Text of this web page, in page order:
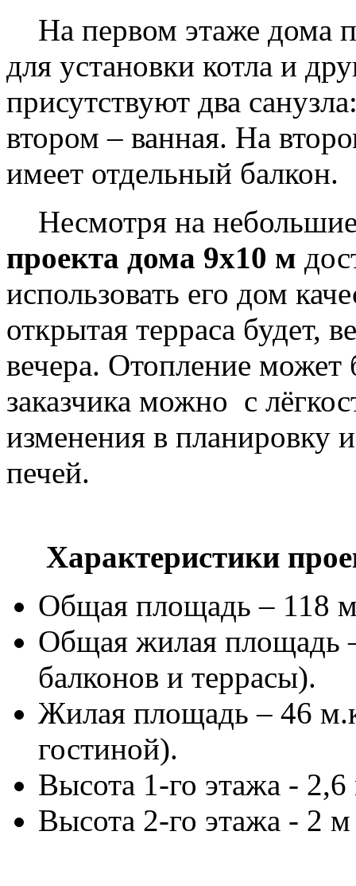
На первом этаже дома
для установки котла и
присутствуют два
втором – ванная. На
имеет отдельный балкон.
Несмотря на небольшие
проекта дома 9х10 м
использовать его дом
открытая терраса будет,
вечера. Отопление
заказчика можно с
изменения в планировку
печей.
Характеристики
Общая площадь – 118
Общая жилая площадь
балконов и террасы).
Жилая площадь – 46
гостиной).
Высота 1-го этажа -
Высота 2-го этажа - 2